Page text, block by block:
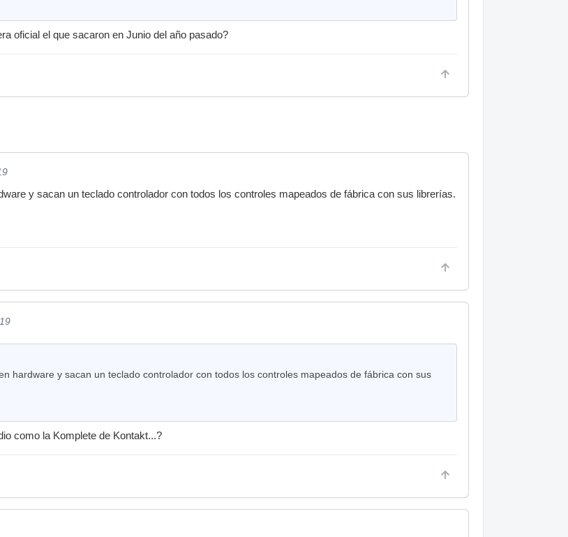
oficial el que sacaron en Junio del año pasado?
y sacan un teclado controlador con todos los controles mapeados de fábrica con sus librerías.
hardware y sacan un teclado controlador con todos los controles mapeados de fábrica con sus
como la Komplete de Kontakt...?